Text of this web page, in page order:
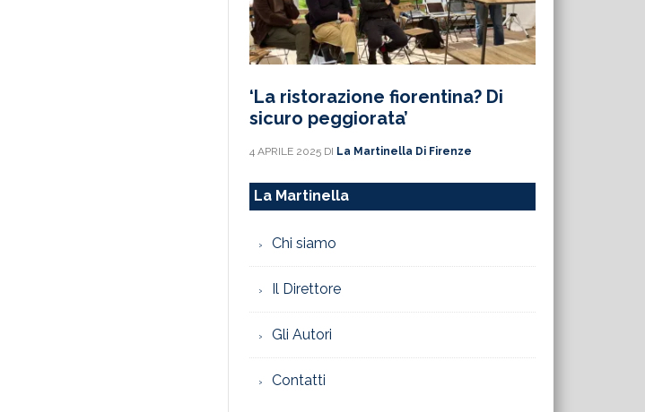
‘La ristorazione fiorentina? Di
sicuro peggiorata’
4 APRILE 2025 DI La Martinella Di Firenze
La Martinella
Chi siamo
Il Direttore
Gli Autori
Contatti